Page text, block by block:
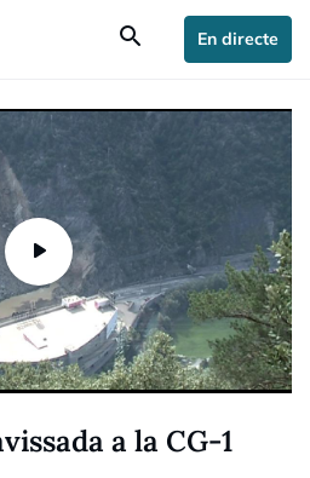
search En directe
a la CG-1